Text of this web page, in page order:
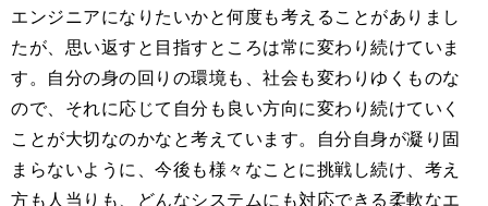
エンジニアになりたいかと何度も考えることがありまし
たが、思い返すと目指すところは常に変わり続けていま
す。自分の身の回りの環境も、社会も変わりゆくものな
ので、それに応じて自分も良い方向に変わり続けていく
ことが大切なのかなと考えています。自分自身が凝り固
まらないように、今後も様々なことに挑戦し続け、考え
方も人当りも、どんなシステムにも対応できる柔軟なエ